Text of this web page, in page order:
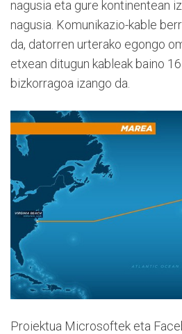
nagusia eta gure kontinentean
nagusia. Komunikazio-kable
da, datorren urterako egongo
etxean ditugun kableak baino
bizkorragoa izango da.
Proiektua Microsoftek eta